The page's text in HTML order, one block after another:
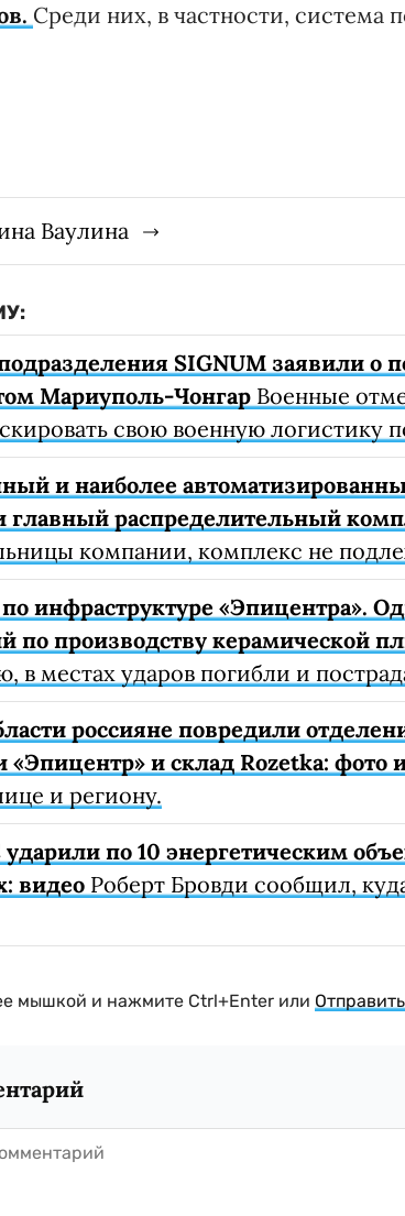
Среди них, в частности, система
Ваулина
SIGNUM заявили о
Мариуполь-Чонгар Военные
свою военную логистику
и наиболее
распределительный
компании, комплекс не
инфраструктуре «Эпицентра».
по производству керамической
в местах ударов погибли и
россияне повредили
и склад Rozetka: фото
и региону.
по 10 энергетическим
видео Роберт Бровди сообщил,
мышкой и нажмите Ctrl+Enter или